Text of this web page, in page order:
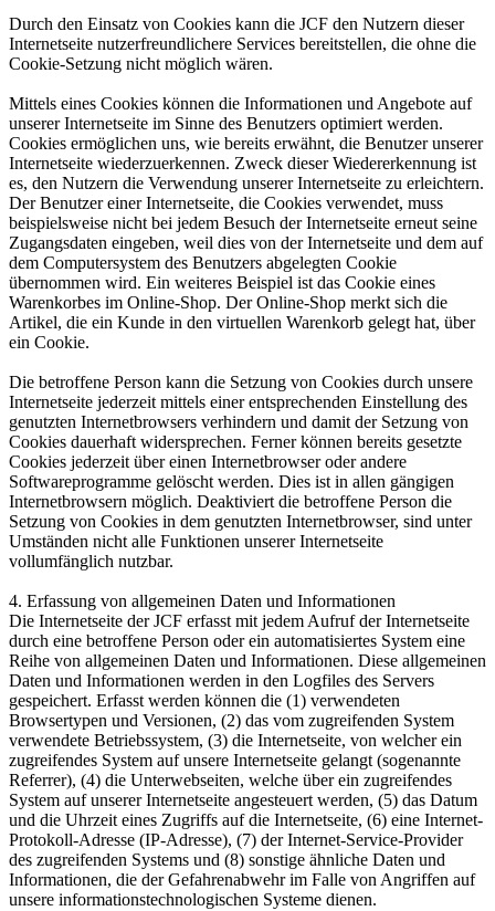
Durch den Einsatz von Cookies kann die JCF den Nutzern dieser
Internetseite nutzerfreundlichere Services bereitstellen, die ohne die
Cookie-Setzung nicht möglich wären.
Mittels eines Cookies können die Informationen und Angebote auf
unserer Internetseite im Sinne des Benutzers optimiert werden.
Cookies ermöglichen uns, wie bereits erwähnt, die Benutzer unserer
Internetseite wiederzuerkennen. Zweck dieser Wiedererkennung ist
es, den Nutzern die Verwendung unserer Internetseite zu erleichtern.
Der Benutzer einer Internetseite, die Cookies verwendet, muss
beispielsweise nicht bei jedem Besuch der Internetseite erneut seine
Zugangsdaten eingeben, weil dies von der Internetseite und dem auf
dem Computersystem des Benutzers abgelegten Cookie
übernommen wird. Ein weiteres Beispiel ist das Cookie eines
Warenkorbes im Online-Shop. Der Online-Shop merkt sich die
Artikel, die ein Kunde in den virtuellen Warenkorb gelegt hat, über
ein Cookie.
Die betroffene Person kann die Setzung von Cookies durch unsere
Internetseite jederzeit mittels einer entsprechenden Einstellung des
genutzten Internetbrowsers verhindern und damit der Setzung von
Cookies dauerhaft widersprechen. Ferner können bereits gesetzte
Cookies jederzeit über einen Internetbrowser oder andere
Softwareprogramme gelöscht werden. Dies ist in allen gängigen
Internetbrowsern möglich. Deaktiviert die betroffene Person die
Setzung von Cookies in dem genutzten Internetbrowser, sind unter
Umständen nicht alle Funktionen unserer Internetseite
vollumfänglich nutzbar.
4. Erfassung von allgemeinen Daten und Informationen
Die Internetseite der JCF erfasst mit jedem Aufruf der Internetseite
durch eine betroffene Person oder ein automatisiertes System eine
Reihe von allgemeinen Daten und Informationen. Diese allgemeinen
Daten und Informationen werden in den Logfiles des Servers
gespeichert. Erfasst werden können die (1) verwendeten
Browsertypen und Versionen, (2) das vom zugreifenden System
verwendete Betriebssystem, (3) die Internetseite, von welcher ein
zugreifendes System auf unsere Internetseite gelangt (sogenannte
Referrer), (4) die Unterwebseiten, welche über ein zugreifendes
System auf unserer Internetseite angesteuert werden, (5) das Datum
und die Uhrzeit eines Zugriffs auf die Internetseite, (6) eine Internet-
Protokoll-Adresse (IP-Adresse), (7) der Internet-Service-Provider
des zugreifenden Systems und (8) sonstige ähnliche Daten und
Informationen, die der Gefahrenabwehr im Falle von Angriffen auf
unsere informationstechnologischen Systeme dienen.